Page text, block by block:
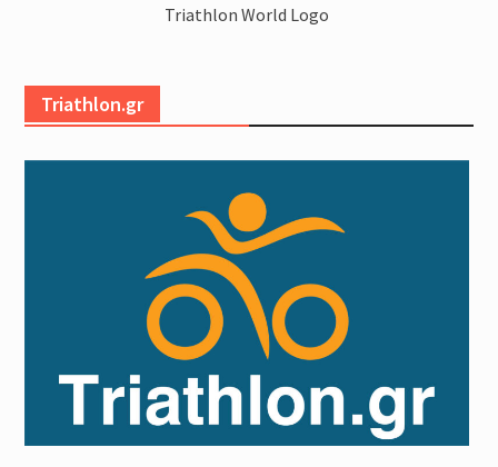
Triathlon World Logo
Triathlon.gr